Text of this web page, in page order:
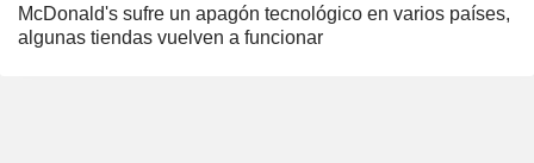
McDonald's sufre un apagón tecnológico en varios países,
algunas tiendas vuelven a funcionar